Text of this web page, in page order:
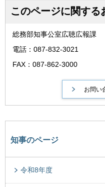
このページに関する
総務部知事公室広聴広報課
電話：087-832-3021
FAX：087-862-3000
知事のページ
令和8年度